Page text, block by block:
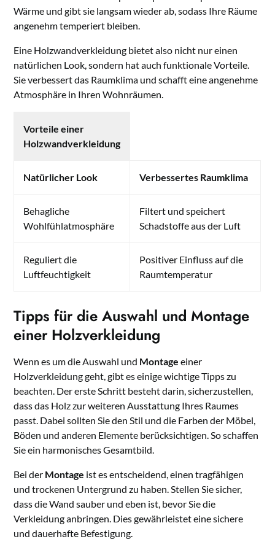
Wärme und gibt sie langsam wieder ab, sodass Ihre Räume
angenehm temperiert bleiben.
Eine Holzwandverkleidung bietet also nicht nur einen
natürlichen Look, sondern hat auch funktionale Vorteile.
Sie verbessert das Raumklima und schafft eine angenehme
Atmosphäre in Ihren Wohnräumen.
Vorteile einer
Holzwandverkleidung
Natürlicher Look Verbessertes Raumklima
Behagliche
Wohlfühlatmosphäre
Filtert und speichert
Schadstoffe aus der Luft
Reguliert die
Luftfeuchtigkeit
Positiver Einfluss auf die
Raumtemperatur
Tipps für die Auswahl und Montage
einer Holzverkleidung
Wenn es um die Auswahl und Montage einer
Holzverkleidung geht, gibt es einige wichtige Tipps zu
beachten. Der erste Schritt besteht darin, sicherzustellen,
dass das Holz zur weiteren Ausstattung Ihres Raumes
passt. Dabei sollten Sie den Stil und die Farben der Möbel,
Böden und anderen Elemente berücksichtigen. So schaffen
Sie ein harmonisches Gesamtbild.
Bei der Montage ist es entscheidend, einen tragfähigen
und trockenen Untergrund zu haben. Stellen Sie sicher,
dass die Wand sauber und eben ist, bevor Sie die
Verkleidung anbringen. Dies gewährleistet eine sichere
und dauerhafte Befestigung.